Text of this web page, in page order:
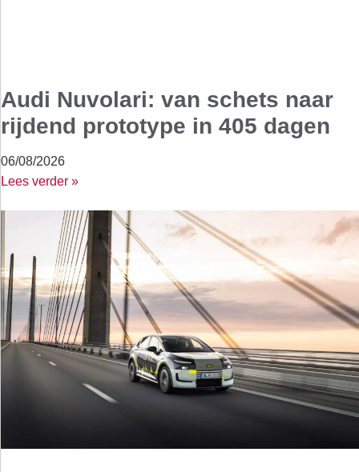
Audi Nuvolari: van schets naar
rijdend prototype in 405 dagen
06/08/2026
Lees verder »